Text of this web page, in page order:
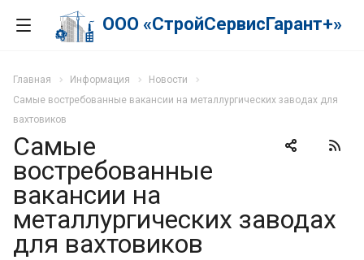
ООО «СтройСервисГарант+»
Главная Информация
Новости
Самые востребованные вакансии на металлургических заводах для
вахтовиков
Самые
востребованные
вакансии на
металлургических заводах
для вахтовиков